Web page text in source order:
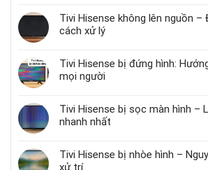
Tivi Hisense không lên nguồn –
cách xử lý
Tivi Hisense bị đứng hình:
mọi người
Tivi Hisense bị sọc màn hình –
nhanh nhất
Tivi Hisense bị nhòe hình –